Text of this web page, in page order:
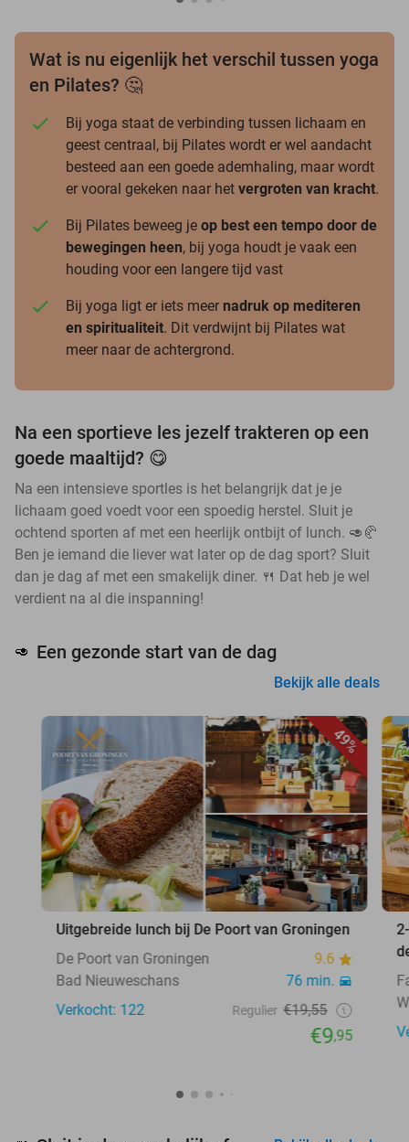
Wat is nu eigenlijk het verschil tussen yoga
en Pilates? 🤔
Bij yoga staat de verbinding tussen lichaam en
geest centraal, bij Pilates wordt er wel aandacht
besteed aan een goede ademhaling, maar wordt
er vooral gekeken naar het vergroten van kracht.
Bij Pilates beweeg je op best een tempo door de
bewegingen heen, bij yoga houdt je vaak een
houding voor een langere tijd vast
Bij yoga ligt er iets meer nadruk op mediteren
en spiritualiteit. Dit verdwijnt bij Pilates wat
meer naar de achtergrond.
Na een sportieve les jezelf trakteren op een
goede maaltijd? 😋
Na een intensieve sportles is het belangrijk dat je je
lichaam goed voedt voor een spoedig herstel. Sluit je
ochtend sporten af met een heerlijk ontbijt of lunch. 🥑🥐
Ben je iemand die liever wat later op de dag sport? Sluit
dan je dag af met een smakelijk diner. 🍴 Dat heb je wel
verdient na al die inspanning!
🥑 Een gezonde start van de dag
Bekijk alle deals
49%
Uitgebreide lunch bij De Poort van Groningen
De Poort van Groningen
9.6
Bad Nieuweschans
76 min.
Verkocht: 122
Regulier €19,55
€9,95